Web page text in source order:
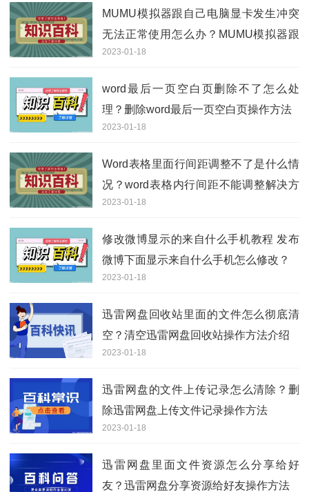
MUMU模拟器跟自己电脑显卡发生冲突
无法正常使用怎么办？MUMU模拟器跟
显卡冲突怎么解决？
2023-01-18
word最后一页空白页删除不了怎么处
理？删除word最后一页空白页操作方法
2023-01-18
Word表格里面行间距调整不了是什么情
况？word表格内行间距不能调整解决方
法分享
2023-01-18
修改微博显示的来自什么手机教程 发布
微博下面显示来自什么手机怎么修改？
2023-01-18
迅雷网盘回收站里面的文件怎么彻底清
空？清空迅雷网盘回收站操作方法介绍
2023-01-18
迅雷网盘的文件上传记录怎么清除？删
除迅雷网盘上传文件记录操作方法
2023-01-18
迅雷网盘里面文件资源怎么分享给好
友？迅雷网盘分享资源给好友操作方法